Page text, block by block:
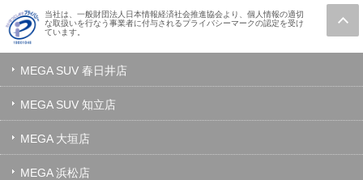
当社は、一般財団法人日本情報経済社会推進協会より、個人情報の適切
な取扱いを行なう事業者に付与されるプライバシーマークの認定を受け
ています。
MEGA SUV 春日井店
MEGA SUV 知立店
MEGA 大垣店
MEGA 浜松店